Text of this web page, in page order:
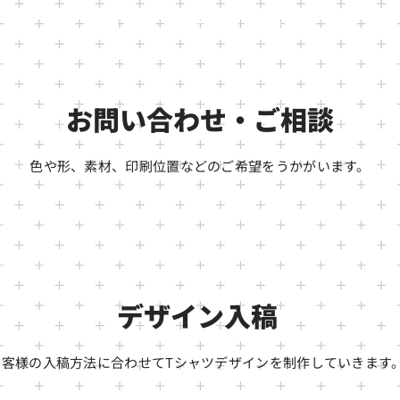
​Tシャツ作成の流れ​
デザイン入稿
様の入稿方法に合わせてTシャツデザインを制作していきます
お問い合わせ・ご相談
色や形、素材、印刷位置などのご希望をうかがい​ます。